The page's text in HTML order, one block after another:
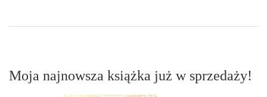
Moja najnowsza książka już w sprzedaży!